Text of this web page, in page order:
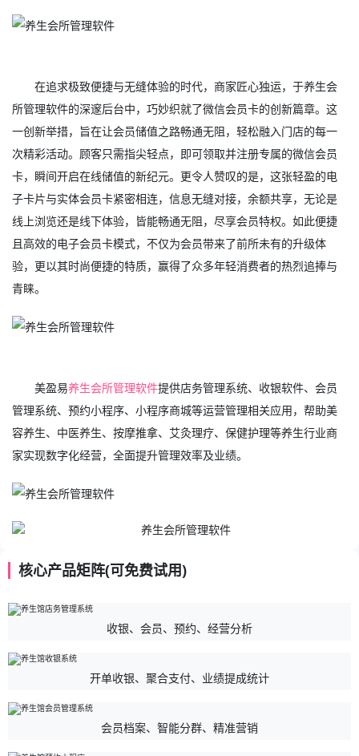
在追求极致便捷与无缝体验的时代，商家匠心独运，于养生会
所管理软件的深邃后台中，巧妙织就了微信会员卡的创新篇章。这
一创新举措，旨在让会员储值之路畅通无阻，轻松融入门店的每一
次精彩活动。顾客只需指尖轻点，即可领取并注册专属的微信会员
卡，瞬间开启在线储值的新纪元。更令人赞叹的是，这张轻盈的电
子卡片与实体会员卡紧密相连，信息无缝对接，余额共享，无论是
线上浏览还是线下体验，皆能畅通无阻，尽享会员特权。如此便捷
且高效的电子会员卡模式，不仅为会员带来了前所未有的升级体
验，更以其时尚便捷的特质，赢得了众多年轻消费者的热烈追捧与
青睐。
美盈易养生会所管理软件提供店务管理系统、收银软件、会员
管理系统、预约小程序、小程序商城等运营管理相关应用，帮助美
容养生、中医养生、按摩推拿、艾灸理疗、保健护理等养生行业商
家实现数字化经营，全面提升管理效率及业绩。
核心产品矩阵(可免费试用)
收银、会员、预约、经营分析
开单收银、聚合支付、业绩提成统计
会员档案、智能分群、精准营销